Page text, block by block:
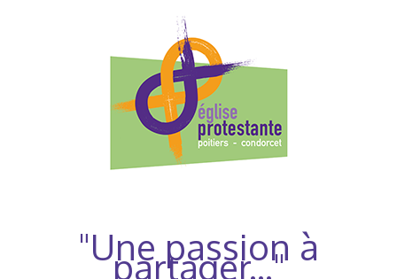
"Une passion à
partager..."